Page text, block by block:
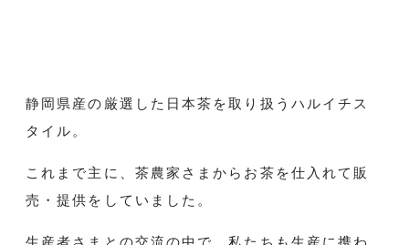
静岡県産の厳選した日本茶を取り扱うハルイチス
タイル。
これまで主に、茶農家さまからお茶を仕入れて販
売・提供をしていました。